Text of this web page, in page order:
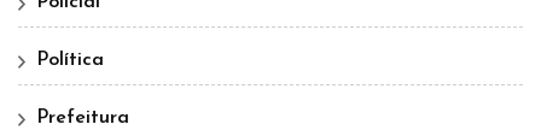
Política
Prefeitura